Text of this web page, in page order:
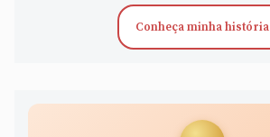
Conheça minha história